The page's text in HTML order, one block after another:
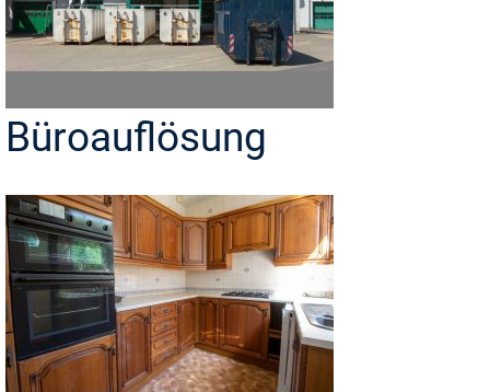
Büroauflösung